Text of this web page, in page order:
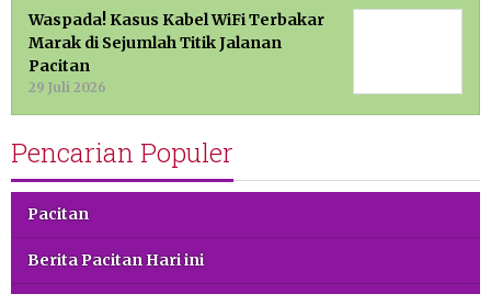
Waspada! Kasus Kabel WiFi Terbakar
Marak di Sejumlah Titik Jalanan
Pacitan
29 Juli 2026
Pencarian Populer
Pacitan
Berita Pacitan Hari ini